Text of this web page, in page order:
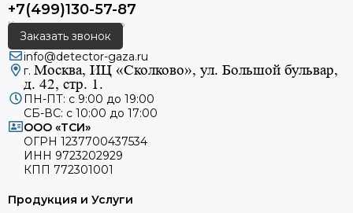
+7(499)130-57-87
Заказать звонок
info@detector-gaza.ru
г. Москва, ИЦ «Сколково», ул. Большой бульвар,
д. 42, стр. 1.
ПН-ПТ: с 9:00 до 19:00
СБ-ВС: с 10:00 до 17:00
ООО «ТСИ»
ОГРН 1237700437534
ИНН 9723202929
КПП 772301001
Продукция и Услуги